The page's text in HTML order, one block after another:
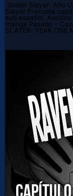
Goblin Slayer: Año
Slayer Precuela
sub español,
manga Pasado –
SLAYER: YEAR ONE